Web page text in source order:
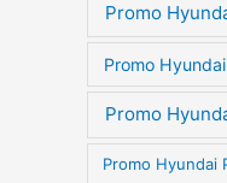
Promo
Promo
Promo
Promo Hyundai